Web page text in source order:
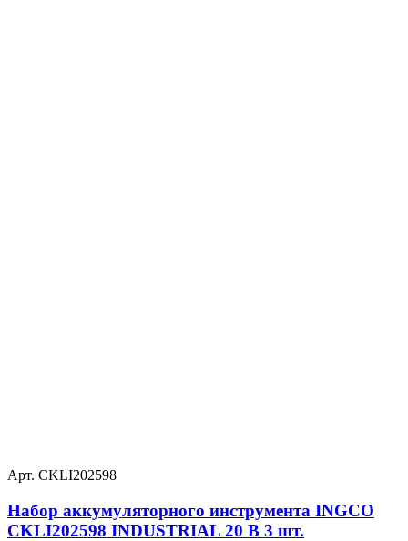
Арт. CKLI202598
Набор аккумуляторного инструмента INGCO
CKLI202598 INDUSTRIAL 20 В 3 шт.